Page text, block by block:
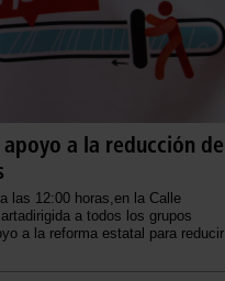
a la reducción de
las 12:00 horas,en la Calle
a todos los grupos
a la reforma estatal para reducir